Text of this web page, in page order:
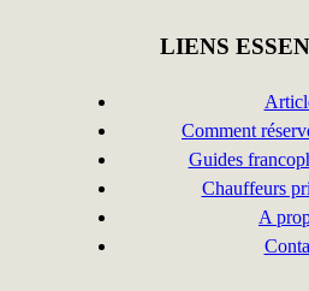
LIENS
Comment
Guides
Chauffeurs
A